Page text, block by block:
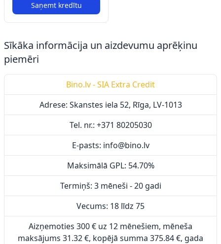
Saņemt kredītu
Sīkāka informācija un aizdevumu aprēķinu
piemēri
Bino.lv - SIA Extra Credit
Adrese: Skanstes iela 52, Rīga, LV-1013
Tel. nr.: +371 80205030
E-pasts: info@bino.lv
Maksimālā GPL: 54.70%
Termiņš: 3 mēneši - 20 gadi
Vecums: 18 līdz 75
Aizņemoties 300 € uz 12 mēnešiem, mēneša
maksājums 31.32 €, kopējā summa 375.84 €, gada